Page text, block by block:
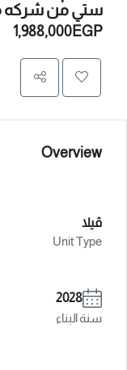
ستي من شركه
1,988,000EGP
Overview
ڤيلا
Unit Type
2028
سنة البناء